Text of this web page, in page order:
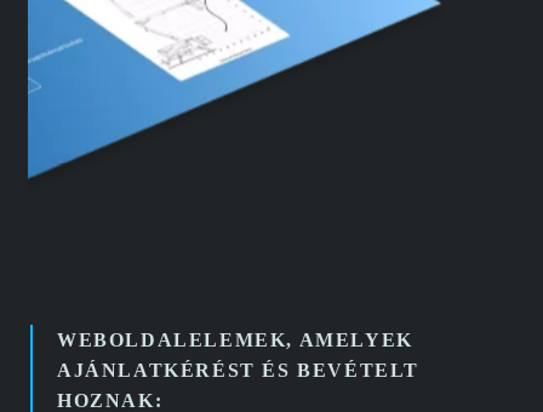
WEBOLDALELEMEK, AMELYEK
AJÁNLATKÉRÉST ÉS BEVÉTELT
HOZNAK: